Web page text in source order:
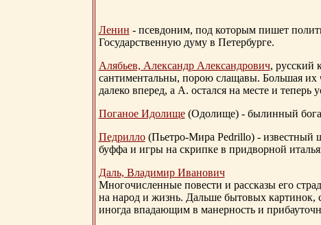
Ленин - псевдоним, под которым пишет
Государственную думу в Петербурге.
Алябьев, Александр Александрович, русский
сантиментальны, порою слащавы. Большая их
далеко вперед, а А. остался на месте и теперь
Поганое Идолище(Одолище) - былинный
Педрилло(Пьетро-Мира Pedrillo) - известный
буффа и игры на скрипке в придворной
Даль, Владимир Иванович
Многочисленные повести и рассказы его
на народ и жизнь. Дальше бытовых картинок,
иногда впадающим в манерность и